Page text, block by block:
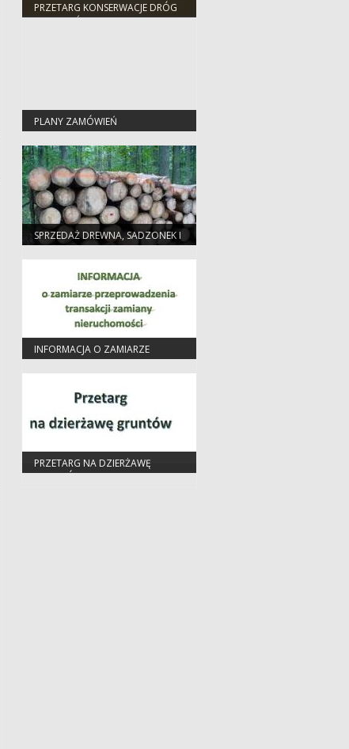
PRZETARG KONSERWACJE DRÓG
W NADLEŚNICTWIE
PLANY ZAMÓWIEŃ
PUBLICZNYCH
SPRZEDAŻ DREWNA, SADZONEK I
CHOINEK
INFORMACJA O ZAMIARZE
PRZEPROWADZENIA TRANSAKCJI
ZAMIANY NIERUCHOMOŚCI
PRZETARG NA DZIERŻAWĘ
GRUNTÓW